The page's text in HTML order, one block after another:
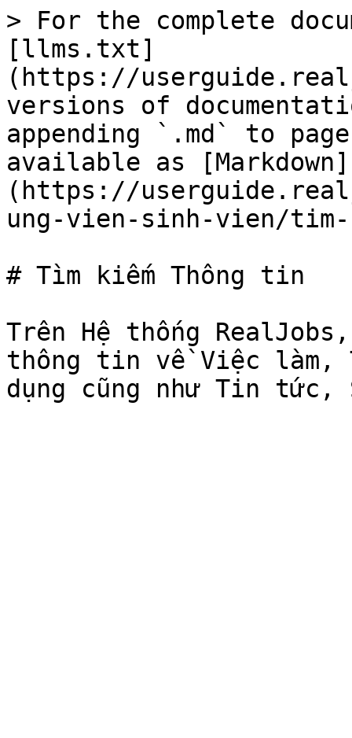
> For the complete
[llms.txt]
(https://
versions of
appending `.md` to
available as [Markdown]
(https://
ung-vien-sinh-vien/
# Tìm kiếm Thông tin
Trên Hệ thống
thông tin về Việc làm,